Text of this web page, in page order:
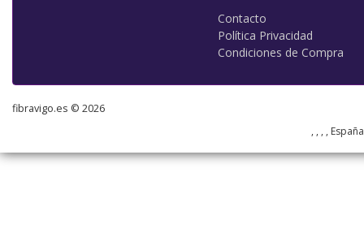
Contacto
Política Privacidad
Condiciones de Compra
fibravigo.es © 2026
, , , ,